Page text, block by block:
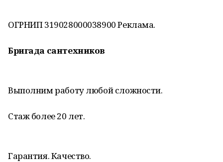
ОГРНИП 319028000038900 Реклама.
Бригада сантехников
Выполним работу любой сложности.
Стаж более 20 лет.
Гарантия. Качество.